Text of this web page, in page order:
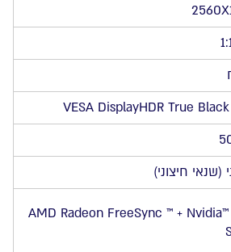
VESA DisplayHDR True
(שנאי חיצוני)
™ AMD Radeon FreeSync ™ +